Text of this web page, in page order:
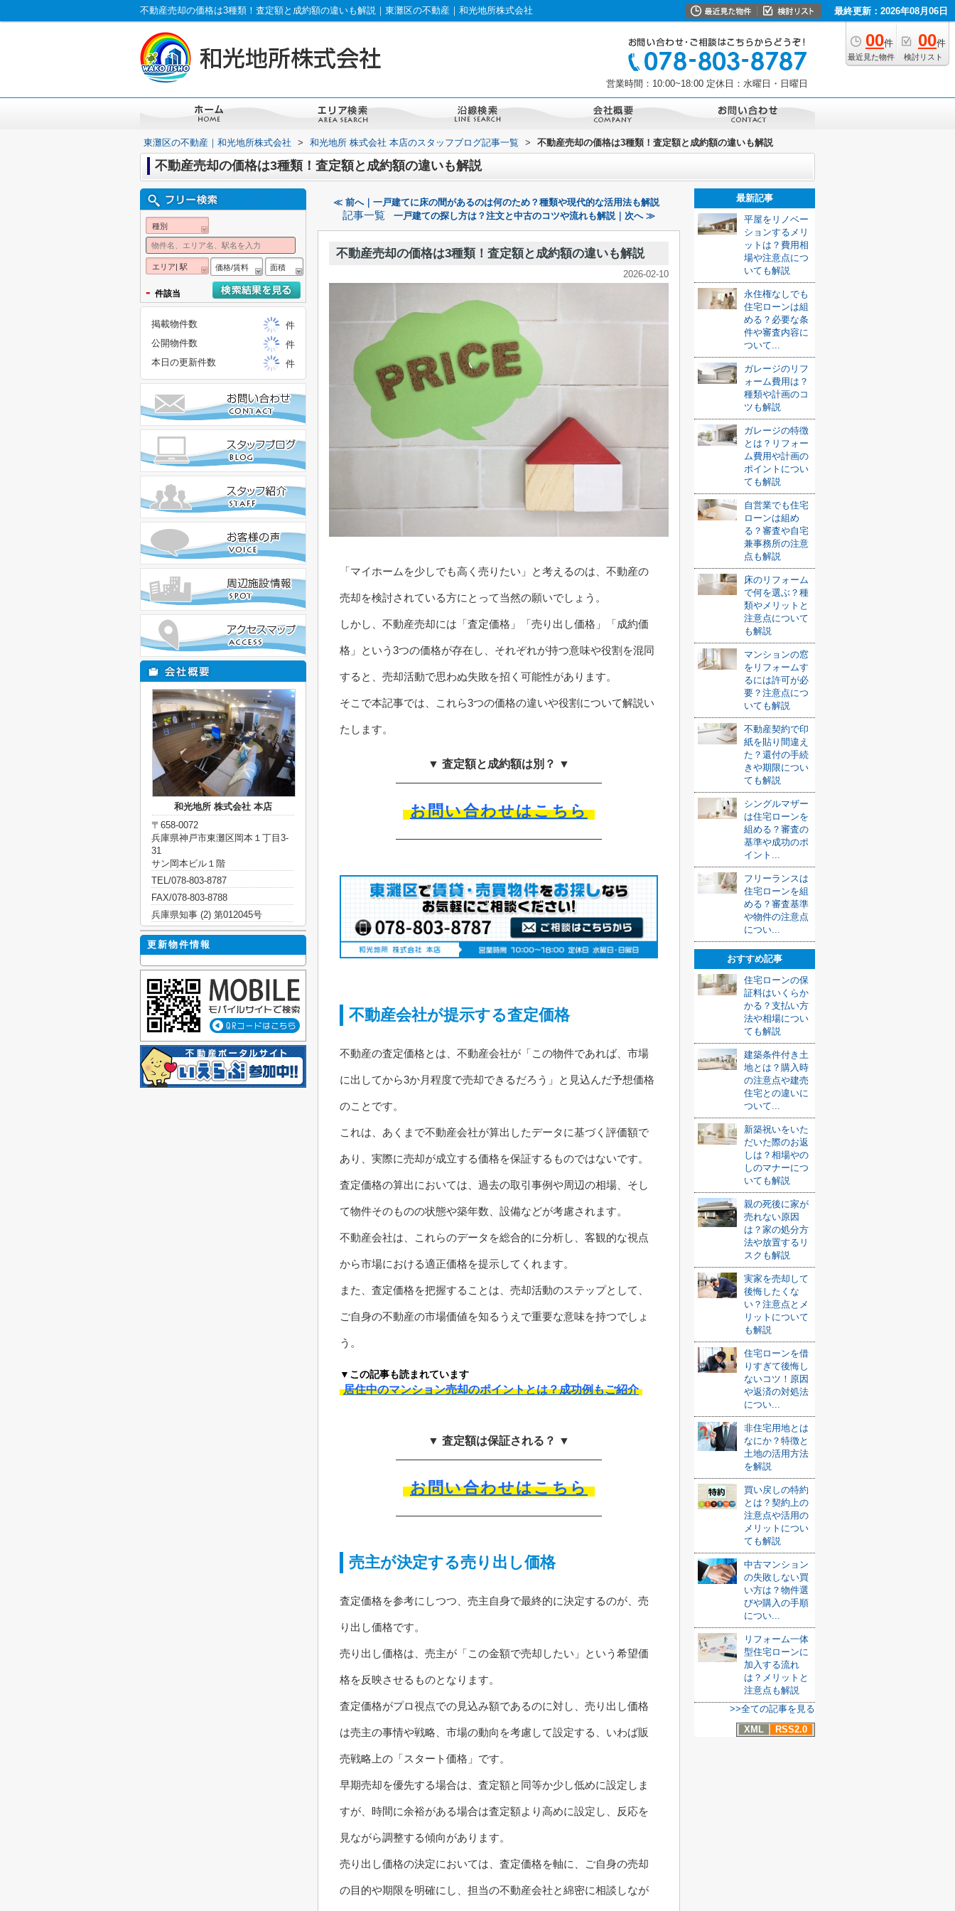
不動産売却の価格は3種類！査定額と成約額の違いも解説｜東灘区の不動産｜和光地所株式会社 最終更新：2026年08月06日
00件
最近見た物件
00件
検討リスト
営業時間：10:00~18:00 定休日：水曜日・日曜日
東灘区の不動産｜和光地所株式会社 > 和光地所 株式会社 本店のスタッフブログ記事一覧 > 不動産売却の価格は3種類！査定額と成約額の違いも解説
不動産売却の価格は3種類！査定額と成約額の違いも解説
≪ 前へ｜一戸建てに床の間があるのは何のため？種類や現代的な活用法も解説
記事一覧 一戸建ての探し方は？注文と中古のコツや流れも解説｜次へ ≫
不動産売却の価格は3種類！査定額と成約額の違いも解説
2026-02-10
「マイホームを少しでも高く売りたい」と考えるのは、不動産の
売却を検討されている方にとって当然の願いでしょう。
しかし、不動産売却には「査定価格」「売り出し価格」「成約価
格」という3つの価格が存在し、それぞれが持つ意味や役割を混同
すると、売却活動で思わぬ失敗を招く可能性があります。
そこで本記事では、これら3つの価格の違いや役割について解説い
たします。
▼ 査定額と成約額は別？ ▼
お問い合わせはこちら
不動産会社が提示する査定価格
不動産の査定価格とは、不動産会社が「この物件であれば、市場
に出してから3か月程度で売却できるだろう」と見込んだ予想価格
のことです。
これは、あくまで不動産会社が算出したデータに基づく評価額で
あり、実際に売却が成立する価格を保証するものではないです。
査定価格の算出においては、過去の取引事例や周辺の相場、そし
て物件そのものの状態や築年数、設備などが考慮されます。
不動産会社は、これらのデータを総合的に分析し、客観的な視点
から市場における適正価格を提示してくれます。
また、査定価格を把握することは、売却活動のステップとして、
ご自身の不動産の市場価値を知るうえで重要な意味を持つでしょ
う。
▼この記事も読まれています
居住中のマンション売却のポイントとは？成功例もご紹介
▼ 査定額は保証される？ ▼
お問い合わせはこちら
売主が決定する売り出し価格
査定価格を参考にしつつ、売主自身で最終的に決定するのが、売
り出し価格です。
売り出し価格は、売主が「この金額で売却したい」という希望価
格を反映させるものとなります。
査定価格がプロ視点での見込み額であるのに対し、売り出し価格
は売主の事情や戦略、市場の動向を考慮して設定する、いわば販
売戦略上の「スタート価格」です。
早期売却を優先する場合は、査定額と同等か少し低めに設定しま
すが、時間に余裕がある場合は査定額より高めに設定し、反応を
見ながら調整する傾向があります。
売り出し価格の決定においては、査定価格を軸に、ご自身の売却
の目的や期限を明確にし、担当の不動産会社と綿密に相談しなが
最新記事
平屋をリノベー
ションするメリ
ットは？費用相
場や注意点につ
いても解説
永住権なしでも
住宅ローンは組
める？必要な条
件や審査内容に
ついて...
ガレージのリフ
ォーム費用は？
種類や計画のコ
ツも解説
ガレージの特徴
とは？リフォー
ム費用や計画の
ポイントについ
ても解説
自営業でも住宅
ローンは組め
る？審査や自宅
兼事務所の注意
点も解説
床のリフォーム
で何を選ぶ？種
類やメリットと
注意点について
も解説
マンションの窓
をリフォームす
るには許可が必
要？注意点につ
いても解説
不動産契約で印
紙を貼り間違え
た？還付の手続
きや期限につい
ても解説
シングルマザー
は住宅ローンを
組める？審査の
基準や成功のポ
イント...
フリーランスは
住宅ローンを組
める？審査基準
や物件の注意点
につい...
おすすめ記事
住宅ローンの保
証料はいくらか
かる？支払い方
法や相場につい
ても解説
建築条件付き土
地とは？購入時
の注意点や建売
住宅との違いに
ついて...
新築祝いをいた
だいた際のお返
しは？相場やの
しのマナーにつ
いても解説
親の死後に家が
売れない原因
は？家の処分方
法や放置するリ
スクも解説
実家を売却して
後悔したくな
い？注意点とメ
リットについて
も解説
住宅ローンを借
りすぎて後悔し
ないコツ！原因
や返済の対処法
につい...
非住宅用地とは
なにか？特徴と
土地の活用方法
を解説
買い戻しの特約
とは？契約上の
注意点や活用の
メリットについ
ても解説
中古マンション
の失敗しない買
い方は？物件選
びや購入の手順
につい...
リフォーム一体
型住宅ローンに
加入する流れ
は？メリットと
注意点も解説
>>全ての記事を見る
XML
RSS2.0
種別
エリア| 駅 価格/賃料 面積
- 件該当
掲載物件数
件
公開物件数
件
本日の更新件数
件
和光地所 株式会社 本店
〒658-0072
兵庫県神戸市東灘区岡本１丁目3-
31
サン岡本ビル１階
TEL/078-803-8787
FAX/078-803-8788
兵庫県知事 (2) 第012045号
更新物件情報